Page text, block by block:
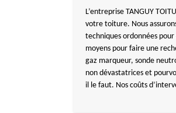
L’entreprise TANGUY
votre toiture. Nous
techniques ordonnées
moyens pour faire une
gaz marqueur, sonde
non dévastatrices et
il le faut. Nos coûts